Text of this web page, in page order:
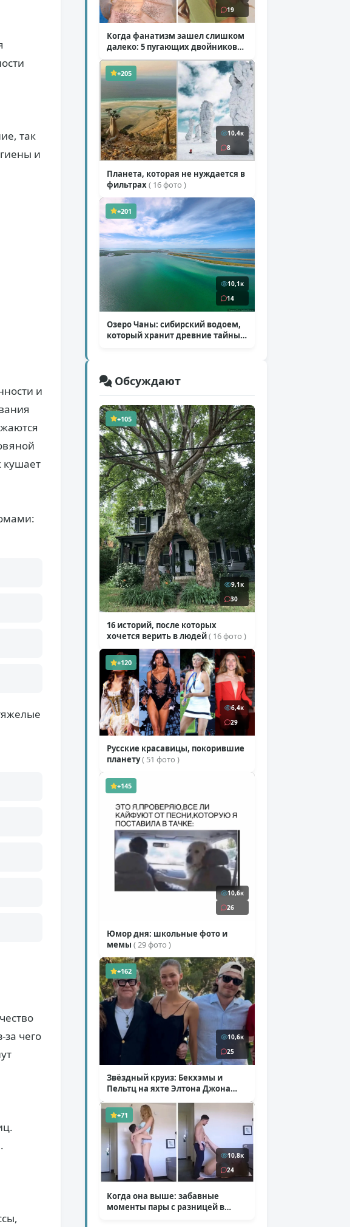
так
и
и
кушает
чего
19
Когда фанатизм зашел слишком
далеко: 5 пугающих двойников
звезд( 10 фото )
+205
10,4к
8
Планета, которая не нуждается в
фильтрах( 16 фото )
+201
10,1к
14
Озеро Чаны: сибирский водоем,
который хранит древние тайны
Обсуждают
+105
9,1к
30
16 историй, после которых
хочется верить в людей( 16 фото )
+120
6,4к
29
Русские красавицы, покорившие
планету( 51 фото )
+145
10,6к
26
Юмор дня: школьные фото и
мемы ( 29 фото )
+162
10,6к
25
Звёздный круиз: Бекхэмы и
Пельтц на яхте Элтона Джона
+71
10,8к
24
Когда она выше: забавные
моменты пары с разницей в